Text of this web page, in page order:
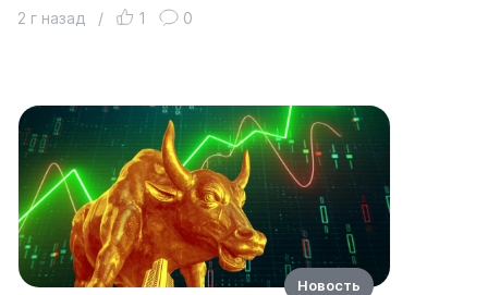
2 г назад / 1 0
Новость